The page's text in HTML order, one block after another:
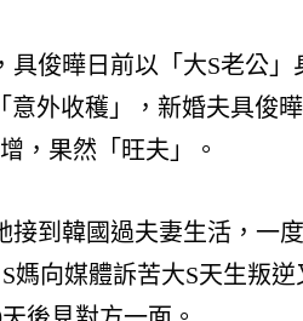
俊曄日前以「大S老公
外收穫」，新婚夫具俊
，果然「旺夫」。
到韓國過夫妻生活，一
向媒體訴苦大S天生叛